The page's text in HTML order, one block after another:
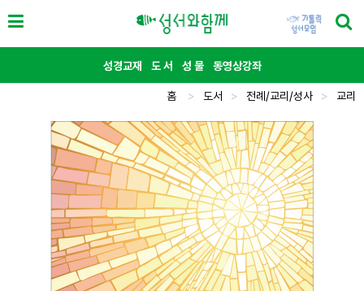
성경교재 도 서 성 물 동영상강좌
홈 > 도서 > 전례/교리/성사 > 교리